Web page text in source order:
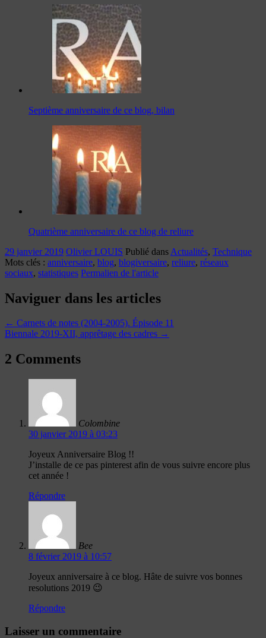
Septième anniversaire de ce blog, bilan
Quatrième anniversaire de ce blog de reliure
29 janvier 2019 Olivier LOUIS Publié dans Actualités, Technique
Mots clés : anniversaire, blog, blogiversaire, reliure, réseaux
sociaux, statistiques Permalien de l'article
Naviguer dans les articles
← Carnets de notes (2004-2005). Épisode 11
Biennale 2019-XII, apprêtage des cadres →
2 Comments
Colombine
30 janvier 2019 à 03:23
Joyeux Anniversaire Blog !!
J’installe de ce pas pinterest afin de vous suivre encore plus
cet année !
Répondre
Bee
8 février 2019 à 10:57
Joyeux anniversaire à ce blog. Hâte de suivre vos bonnes
resolutions 2019 😉
Répondre
Laisser un commentaire